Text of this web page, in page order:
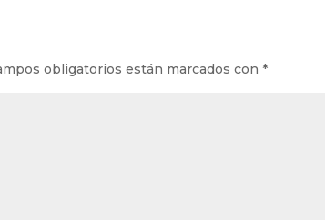
obligatorios están marcados con*